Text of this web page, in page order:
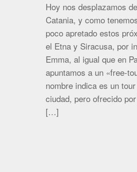
Hoy nos desplazamos
Catania, y como
poco apretado estos
el Etna y Siracusa, por
Emma, al igual que en
apuntamos a un «free-
nombre indica es un
ciudad, pero ofrecido
[…]